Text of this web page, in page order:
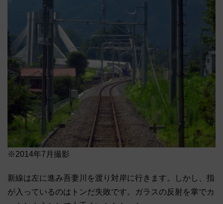
※2014年7月撮影
新線は左に進み吾妻川を渡り対岸に行きます。しかし、指
が入っているのはトンだ失敗です。ガラスの反射を掌でカ